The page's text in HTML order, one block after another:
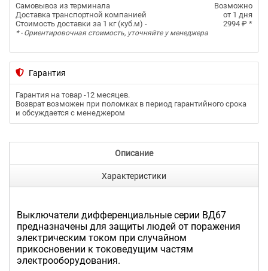
Самовывоз из терминала
Возможно
Доставка транспортной компанией
от 1 дня
Стоимость доставки за 1 кг (куб.м) -
2994 ₽ *
* - Ориентировочная стоимость, уточняйте у менеджера
Гарантия
Гарантия на товар -12 месяцев.
Возврат возможен при поломках в период гарантийного срока
и обсуждается с менеджером
Описание
Характеристики
Выключатели дифференциальные серии ВД67
предназначены для защиты людей от поражения
электрическим током при случайном
прикосновении к токоведущим частям
электрооборудования.